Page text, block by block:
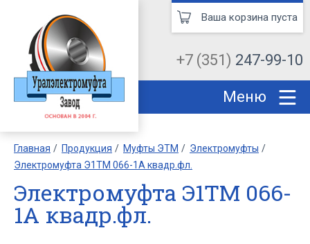
+7 (351) 247-99-10
Ваша корзина пуста
Меню
Главная Продукция Муфты ЭТМ
Электромуфты
Электромуфта Э1ТМ 066-1А квадр.фл.
Электромуфта Э1ТМ 066-
1А квадр.фл.